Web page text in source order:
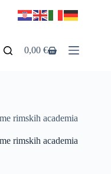
0,00€
rimskih academia
rimskih academia